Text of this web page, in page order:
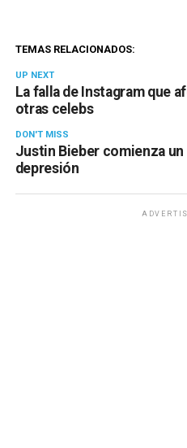
TEMAS RELACIONADOS:
UP NEXT
La falla de Instagram que
otras celebs
DON'T MISS
Justin Bieber comienza
depresión